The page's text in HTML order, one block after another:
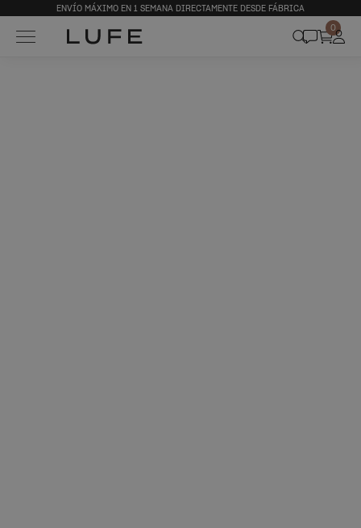
ENVÍO MÁXIMO EN 1 SEMANA DIRECTAMENTE DESDE FÁBRICA
0